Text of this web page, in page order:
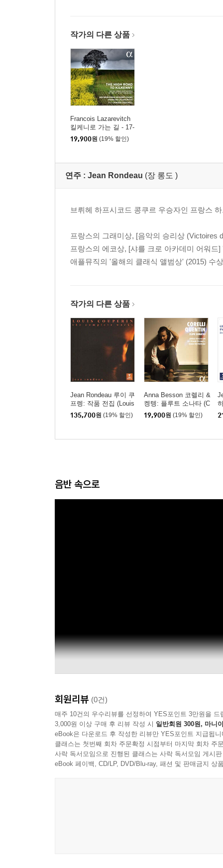
작가의 다른 상품
Francois Lazarevitch
킬케니로 가는 길 - 17-
18세기 아일랜드의 노
래와 춤곡 (The High R
c Songs & Dances of t
es)
19,900원 (19% 할인)
연주 : Jean Rondeau (장 롱도 )
브뤼헤 하프시코드 콩쿠르 우승자인 프랑스
프랑스의 그래미상, [음악의 승리상 (Victoires
프랑스의 에코상, [샤를 크로 아카데미 어워드
애플뮤직의 '올해의 클래식 앨범상' (2015) 수
작가의 다른 상품
Jean Rondeau 루이 쿠
프렝: 작품 전집 (Louis
Couperin: Complete W
orks) [10CD 박스세트]
135,700원 (19% 할인)
Anna Besson 코렐리 &
켕텡: 플루트 소나타 (C
orelli & Quentin: Flute
Sonatas)
19,900원 (19% 할인)
음반 속으로
회원리뷰 (0건)
매주 10건의 우수리뷰를 선정하여 YES포인트 3만원을 드
3,000원 이상 구매 후 리뷰 작성 시 일반회원 300원, 마니
eBook은 다운로드 후 작성한 리뷰만 YES포인트 지급됩니
클래스는 첫번째 회차 주문확정 시점부터 마지막 회차 주
사락 독서모임으로 진행된 클래스는 사락 독서모임 게시
eBook 페이백, CD/LP, DVD/Blu-ray, 패션 및 판매금지 상